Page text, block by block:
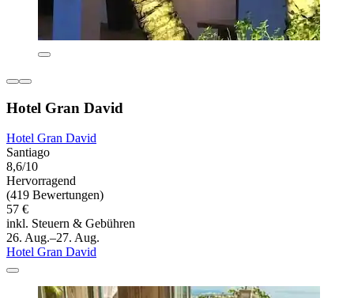
Hotel Gran David
Hotel Gran David
Santiago
8,6/10
Hervorragend
(419 Bewertungen)
57 €
inkl. Steuern & Gebühren
26. Aug.–27. Aug.
Hotel Gran David